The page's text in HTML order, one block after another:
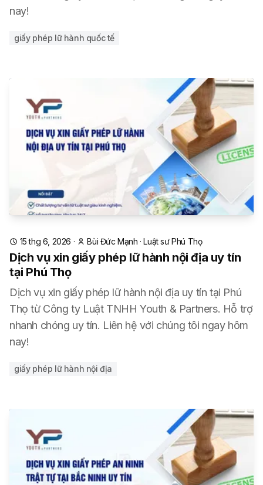
nay!
giấy phép lữ hành quốc tế
15 thg 6, 2026 · Bùi Đức Mạnh ·Luật sư Phú Thọ
Dịch vụ xin giấy phép lữ hành nội địa uy tín
tại Phú Thọ
Dịch vụ xin giấy phép lữ hành nội địa uy tín tại Phú
Thọ từ Công ty Luật TNHH Youth & Partners. Hỗ trợ
nhanh chóng uy tín. Liên hệ với chúng tôi ngay hôm
nay!
giấy phép lữ hành nội địa